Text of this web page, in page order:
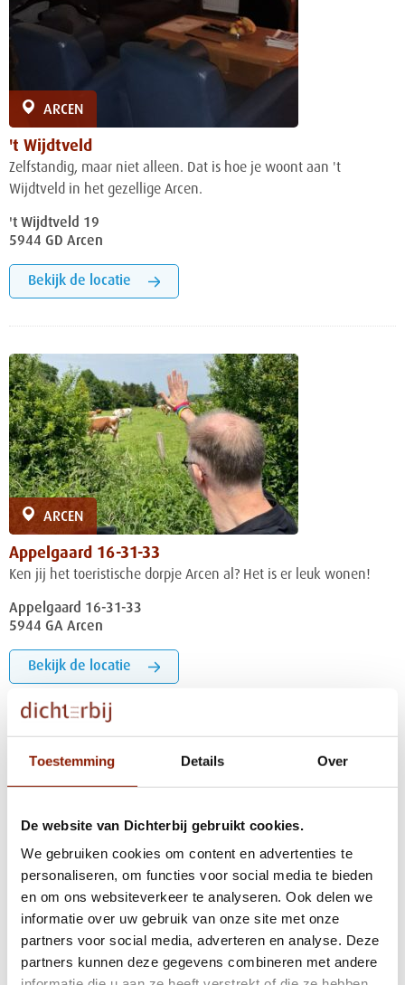
Toestemming Details Over
De website van Dichterbij gebruikt cookies.
We gebruiken cookies om content en advertenties te
personaliseren, om functies voor social media te bieden
en om ons websiteverkeer te analyseren. Ook delen we
informatie over uw gebruik van onze site met onze
partners voor social media, adverteren en analyse. Deze
partners kunnen deze gegevens combineren met andere
ARCEN
't Wijdtveld
Zelfstandig, maar niet alleen. Dat is hoe je woont aan 't
Wijdtveld in het gezellige Arcen.
't Wijdtveld 19
5944 GD Arcen
Bekijk de locatie
ARCEN
Appelgaard 16-31-33
Ken jij het toeristische dorpje Arcen al? Het is er leuk wonen!
Appelgaard 16-31-33
5944 GA Arcen
Bekijk de locatie
ARCEN
Arcen
Waar ben jij op je plek? In een groepswoning? Of in een